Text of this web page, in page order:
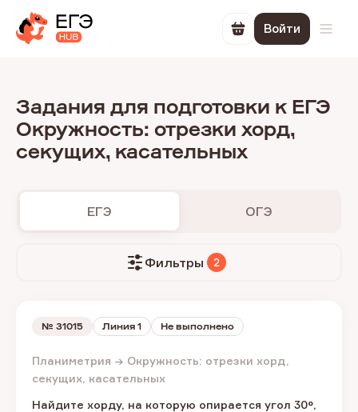
Перейти в
Войти
Задания для подготовки к ЕГЭ
Окружность: отрезки хорд,
секущих, касательных
ЕГЭ ОГЭ
Фильтры 2
№ 31015 Линия 1 Не выполнено
Планиметрия → Окружность: отрезки хорд,
секущих, касательных
Найдите хорду, на которую опирается угол 30°,